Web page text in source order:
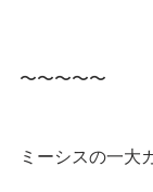
〜〜〜〜〜
ミーシスの一大